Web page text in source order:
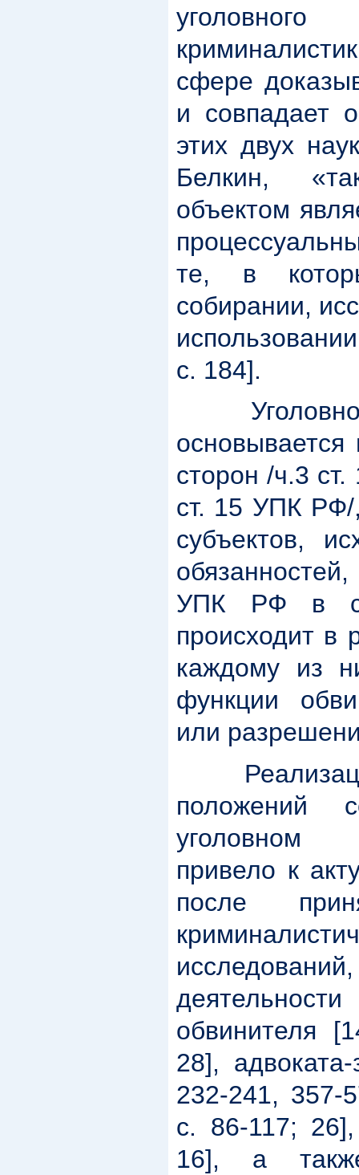
сфере
и совпадает
этих двух
Белкин,
объектом
те, в
собирании,
с. 184].
Уголовное
основывается
сторон /ч.3
ст. 15 УПК РФ/
субъектов,
УПК РФ в
происходит в
каждому из
функции
или
положений
уголовном
привело к
после
обвинителя
28],
232-241, 357-
с. 86-117;
16], а